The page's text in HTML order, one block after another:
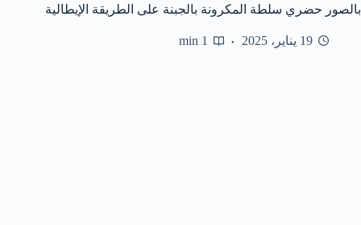
بالصور حضري سلطة المكرونة بالجبنة على الطريقة الإيطالية
19 يناير، 2025 1 min